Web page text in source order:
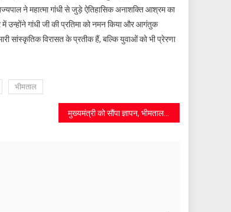
ने महात्मा गांधी से जुड़े ऐतिहासिक अनाशक्ति आश्रम का
में उन्होंने गांधी जी की प्रतिमा को नमन किया और आगंतुक
सांस्कृतिक विरासत के प्रतीक हैं, बल्कि युवाओं को भी प्रेरणा
भीमताल
मुख्यमंत्री को सौंपा ज्ञापन, भीमताल झील की सुरक्षा और विकास की उठाई मांग